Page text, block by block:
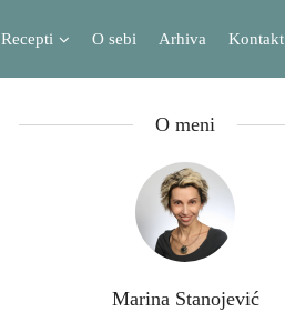
Recepti O sebi Arhiva Kontakt
O meni
Marina Stanojević